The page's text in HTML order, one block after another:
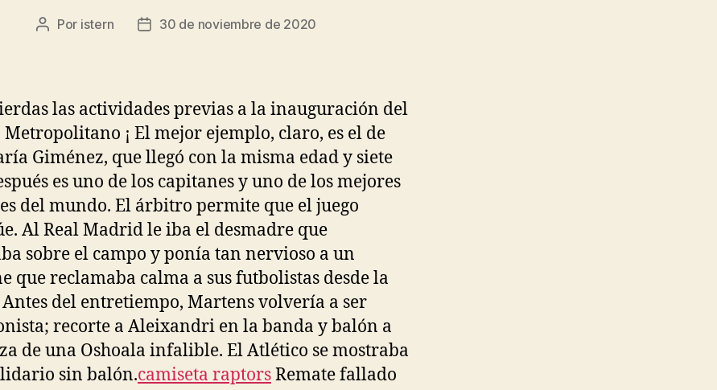
Autor
Por istern
Fecha30 de noviembre de 2020
las actividades previas a la inauguración del
¡ El mejor ejemplo, claro, es el de
Giménez, que llegó con la misma edad y siete
es uno de los capitanes y uno de los mejores
del mundo. El árbitro permite que el juego
Al Real Madrid le iba el desmadre que
sobre el campo y ponía tan nervioso a un
que reclamaba calma a sus futbolistas desde la
del entretiempo, Martens volvería a ser
recorte a Aleixandri en la banda y balón a
de una Oshoala infalible. El Atlético se mostraba
sin balón.camiseta raptorsRemate fallado